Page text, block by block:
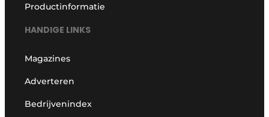
Productinformatie
HANDIGE LINKS
Magazines
Adverteren
Bedrijvenindex